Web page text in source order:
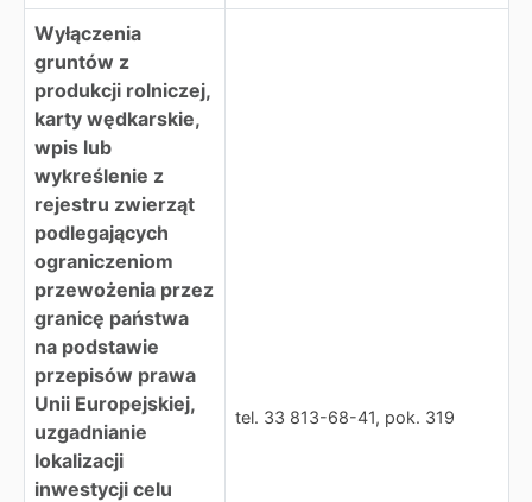
Wyłączenia
gruntów z
produkcji rolniczej,
karty wędkarskie,
wpis lub
wykreślenie z
rejestru zwierząt
podlegających
ograniczeniom
przewożenia przez
granicę państwa
na podstawie
przepisów prawa
Unii Europejskiej,
uzgadnianie
lokalizacji
inwestycji celu
tel. 33 813-68-41, pok. 319